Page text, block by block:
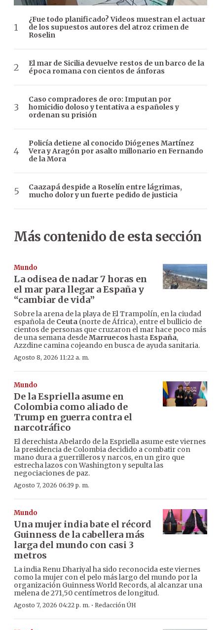
¿Fue todo planificado? Videos muestran el actuar
de los supuestos autores del atroz crimen de
Roselin
El mar de Sicilia devuelve restos de un barco de la
época romana con cientos de ánforas
Caso compradores de oro: Imputan por
homicidio doloso y tentativa a españoles y
ordenan su prisión
Policía detiene al conocido Diógenes Martínez
Vera y Aragón por asalto millonario en Fernando
de la Mora
Caazapá despide a Roselín entre lágrimas,
mucho dolor y un fuerte pedido de justicia
Más contenido de esta sección
Mundo
La odisea de nadar 7 horas en
el mar para llegar a España y
“cambiar de vida”
Sobre la arena de la playa de El Trampolín, en la ciudad
española de Ceuta (norte de África), entre el bullicio de
cientos de personas que cruzaron el mar hace poco más
de una semana desdeMarruecos hasta España,
Azzdine camina cojeando en busca de ayuda sanitaria.
Agosto 8, 2026 11:22 a. m.
Mundo
De la Espriella asume en
Colombia como aliado de
Trump en guerra contra el
narcotráfico
El derechista Abelardo de la Espriella asume este viernes
la presidencia de Colombia decidido a combatir con
mano dura a guerrilleros y narcos, en un giro que
estrecha lazos con Washington y sepulta las
negociaciones de paz.
Agosto 7, 2026 06:19 p. m.
Mundo
Una mujer india bate el récord
Guinness de la cabellera más
larga del mundo con casi 3
metros
La india Renu Dhariyal ha sido reconocida este viernes
como la mujer con el pelo más largo del mundo por la
organización Guinness World Records, al alcanzar una
melena de 271,50 centímetros de longitud.
Agosto 7, 2026 04:22 p. m. · Redacción ÚH